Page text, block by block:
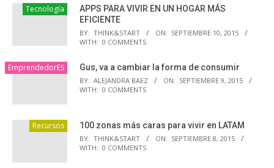
Tecnología
APPS PARA VIVIR EN UN HOGAR MÁS
EFICIENTE
BY: THINK&START ON: SEPTIEMBRE 10, 2015
WITH: 0 COMMENTS
EmprendedorES Gus, va a cambiar la forma de consumir
BY: ALEJANDRA BAEZ ON: SEPTIEMBRE 9, 2015
WITH: 0 COMMENTS
Recursos 100 zonas más caras para vivir en LATAM
BY: THINK&START ON: SEPTIEMBRE 8, 2015
WITH: 0 COMMENTS